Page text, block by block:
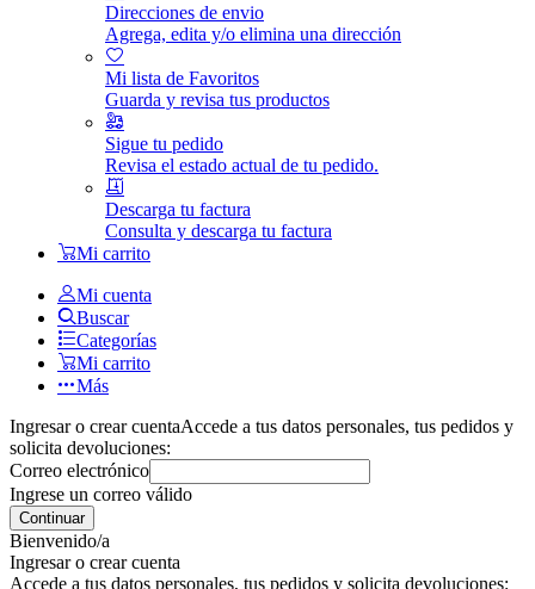
Direcciones de envio
Agrega, edita y/o elimina una dirección
Mi lista de Favoritos
Guarda y revisa tus productos
Sigue tu pedido
Revisa el estado actual de tu pedido.
Descarga tu factura
Consulta y descarga tu factura
Mi carrito
Mi cuenta
Buscar
Categorías
Mi carrito
Más
Ingresar o crear cuentaAccede a tus datos personales, tus pedidos y
solicita devoluciones:
Correo electrónico
Ingrese un correo válido
Continuar
Bienvenido/a
Ingresar o crear cuenta
Accede a tus datos personales, tus pedidos y solicita devoluciones: